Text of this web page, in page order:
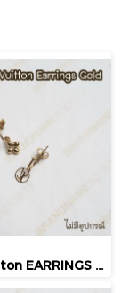
Louis Vuitton EARRINGS GOLD